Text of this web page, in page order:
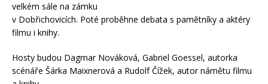
velkém sále na zámku
v Dobřichovicích. Poté proběhne debata s pamětníky a aktéry
filmu i knihy.
Hosty budou Dagmar Nováková, Gabriel Goessel, autorka
scénáře Šárka Maixnerová a Rudolf Čížek, autor námětu filmu